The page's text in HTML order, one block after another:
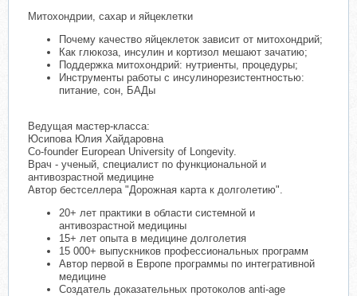
Митохондрии, сахар и яйцеклетки
Почему качество яйцеклеток зависит от митохондрий;
Как глюкоза, инсулин и кортизол мешают зачатию;
Поддержка митохондрий: нутриенты, процедуры;
Инструменты работы с инсулинорезистентностью:
питание, сон, БАДы
Ведущая мастер-класса:
Юсипова Юлия Хайдаровна
Co-founder European University of Longevity.
Врач - ученый, специалист по функциональной и
антивозрастной медицине
Автор бестселлера "Дорожная карта к долголетию".
20+ лет практики в области системной и
антивозрастной медицины
15+ лет опыта в медицине долголетия
15 000+ выпускников профессиональных программ
Автор первой в Европе программы по интегративной
медицине
Создатель доказательных протоколов anti-age